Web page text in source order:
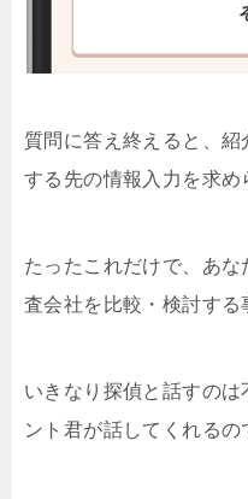
質問に答え終えると、
する先の情報入力を求め
たったこれだけで、あ
査会社を比較・検討する
いきなり探偵と話すの
ント君が話してくれるの